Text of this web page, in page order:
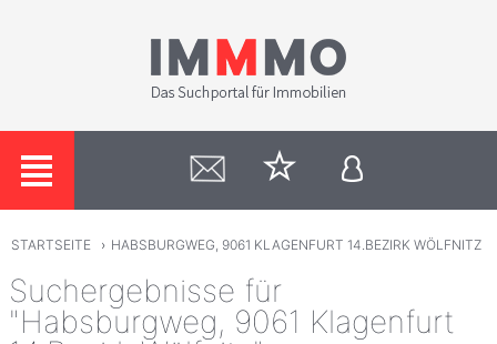
STARTSEITE › HABSBURGWEG, 9061 KLAGENFURT 14.BEZIRK WÖLFNITZ
Suchergebnisse für
"Habsburgweg, 9061 Klagenfurt